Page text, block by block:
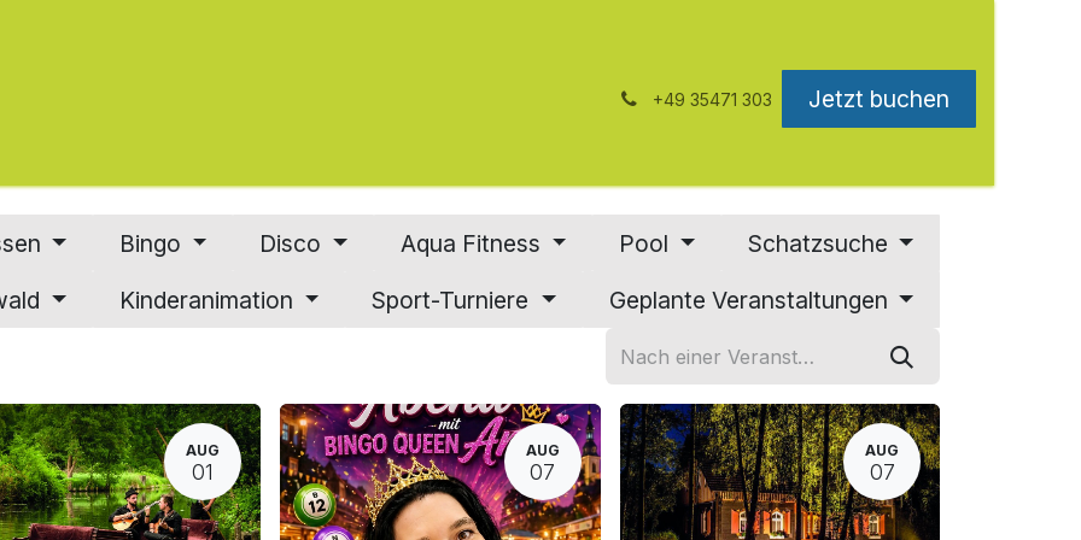
+49 35471 303 Jetzt buchen
Bingo Disco Aqua Fitness Pool
Schatzsuche
Kinderanimation Sport-Turniere Geplante Veranstaltungen
AUG
01
AUG
07
AUG
07